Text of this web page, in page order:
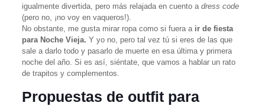
igualmente divertida, pero más relajada en cuento a dress code
(pero no, ¡no voy en vaqueros!).
No obstante, me gusta mirar ropa como si fuera air de fiesta
para Noche Vieja. Y yo no, pero tal vez tú si eres de las que
sale a darlo todo y pasarlo de muerte en esa última y primera
noche del año. Si es así, siéntate, que vamos a hablar un rato
de trapitos y complementos.
Propuestas de outfit para